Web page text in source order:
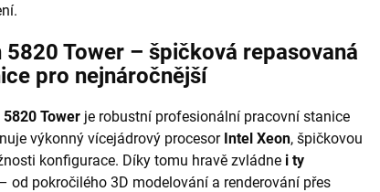
5820 Tower – špičková repasovaná
pro nejnáročnější
Tower je robustní profesionální pracovní stanice
výkonný vícejádrový procesor Intel Xeon, špičkovou
konfigurace. Díky tomu hravě zvládne i ty
– od pokročilého 3D modelování a renderování přes